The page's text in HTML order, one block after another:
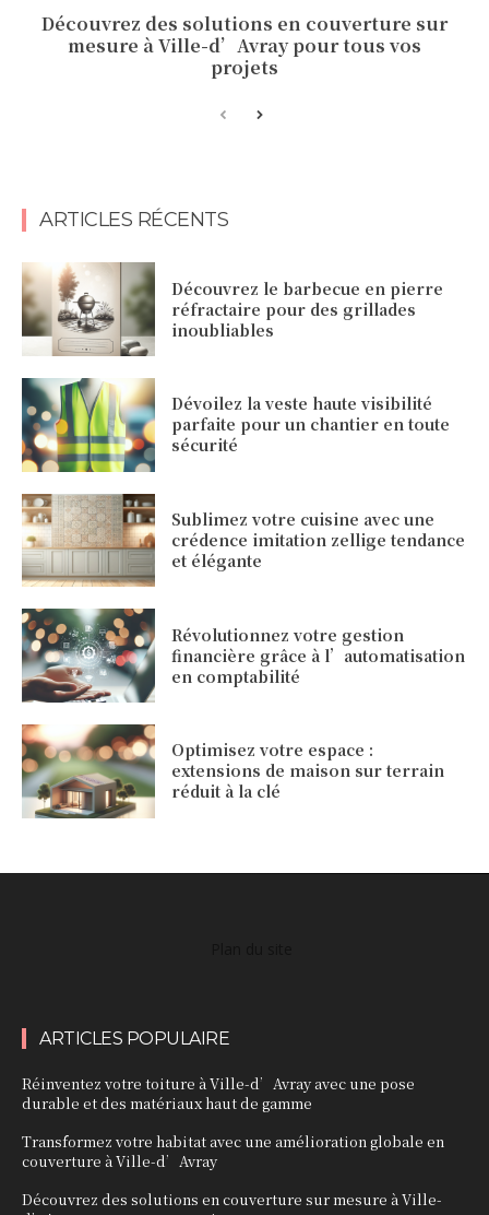
Découvrez des solutions en couverture sur
mesure à Ville-d’Avray pour tous vos
projets
ARTICLES RÉCENTS
Découvrez le barbecue en pierre
réfractaire pour des grillades
inoubliables
Dévoilez la veste haute visibilité
parfaite pour un chantier en toute
sécurité
Sublimez votre cuisine avec une
crédence imitation zellige tendance
et élégante
Révolutionnez votre gestion
financière grâce à l’automatisation
en comptabilité
Optimisez votre espace :
extensions de maison sur terrain
réduit à la clé
ARTICLES POPULAIRE
Réinventez votre toiture à Ville-d’Avray avec une pose
durable et des matériaux haut de gamme
Transformez votre habitat avec une amélioration globale en
couverture à Ville-d’Avray
Découvrez des solutions en couverture sur mesure à Ville-